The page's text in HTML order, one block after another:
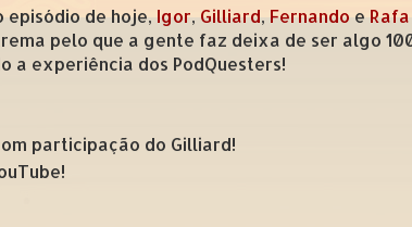
episódio de hoje, Igor, Gilliard, Fernando e Rafa
pelo que a gente faz deixa de ser algo
a experiência dos PodQuesters!
participação do Gilliard!